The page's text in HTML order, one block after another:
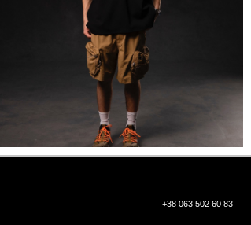
+38 063 502 60 83
КИЇВ, ВАЛЕРІЯ ЛОБАНОВСЬКОГО
9/1
ORDER@DISTANCE.COM.UA
TELEGRAM:
@DISTANCE_UA